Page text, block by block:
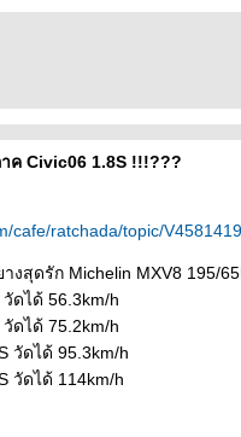
ค Civic06 1.8S !!!???
cafe/ratchada/topic/
งสุดรัก Michelin MXV8 195/
ดได้ 56.3km/h
ดได้ 75.2km/h
วัดได้ 95.3km/h
วัดได้ 114km/h